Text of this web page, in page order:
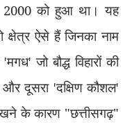
2000 को हुआ था। यह
क्षेत्र ऐसे हैं जिनका नाम
'मगध'जो बौद्ध विहारों की
और दूसरा 'दक्षिण कौशल'
के कारण "छत्तीसगढ़"